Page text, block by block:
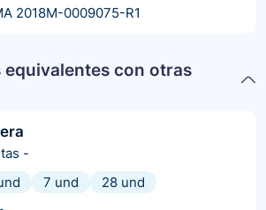
2018M-0009075-R1
equivalentes con otras
-
7 und
28 und